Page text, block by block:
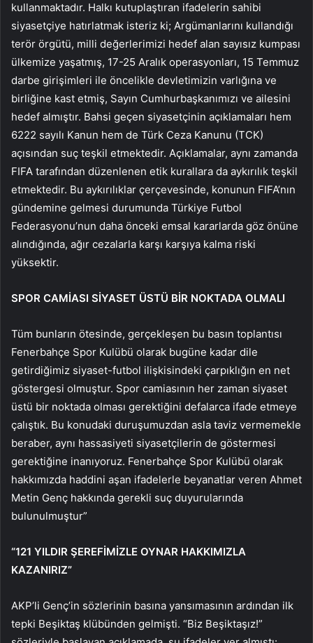
kullanmaktadır. Halkı kutuplaştıran ifadelerin sahibi
siyasetçiye hatırlatmak isteriz ki; Argümanlarını kullandığı
terör örgütü, milli değerlerimizi hedef alan sayısız kumpası
ülkemize yaşatmış, 17-25 Aralık operasyonları, 15 Temmuz
darbe girişimleri ile öncelikle devletimizin varlığına ve
birliğine kast etmiş, Sayın Cumhurbaşkanımızı ve ailesini
hedef almıştır. Bahsi geçen siyasetçinin açıklamaları hem
6222 sayılı Kanun hem de Türk Ceza Kanunu (TCK)
açısından suç teşkil etmektedir. Açıklamalar, aynı zamanda
FIFA tarafından düzenlenen etik kurallara da aykırılık teşkil
etmektedir. Bu aykırılıklar çerçevesinde, konunun FIFA’nın
gündemine gelmesi durumunda Türkiye Futbol
Federasyonu’nun daha önceki emsal kararlarda göz önüne
alındığında, ağır cezalarla karşı karşıya kalma riski
yüksektir.
SPOR CAMİASI SİYASET ÜSTÜ BİR NOKTADA OLMALI
Tüm bunların ötesinde, gerçekleşen bu basın toplantısı
Fenerbahçe Spor Kulübü olarak bugüne kadar dile
getirdiğimiz siyaset-futbol ilişkisindeki çarpıklığın en net
göstergesi olmuştur. Spor camiasının her zaman siyaset
üstü bir noktada olması gerektiğini defalarca ifade etmeye
çalıştık. Bu konudaki duruşumuzdan asla taviz vermemekle
beraber, aynı hassasiyeti siyasetçilerin de göstermesi
gerektiğine inanıyoruz. Fenerbahçe Spor Kulübü olarak
hakkımızda haddini aşan ifadelerle beyanatlar veren Ahmet
Metin Genç hakkında gerekli suç duyurularında
bulunulmuştur”
“121 YILDIR ŞEREFİMİZLE OYNAR HAKKIMIZLA
KAZANIRIZ”
AKP’li Genç’in sözlerinin basına yansımasının ardından ilk
tepki Beşiktaş klübünden gelmişti. “Biz Beşiktaşız!”